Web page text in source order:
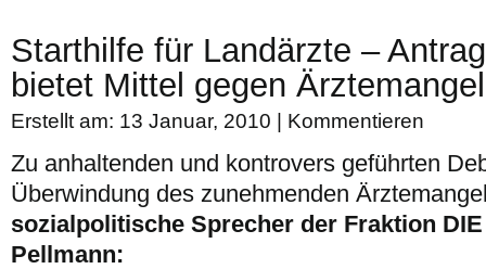
Starthilfe für Landärzte –
bietet Mittel gegen
Erstellt am: 13 Januar, 2010 | Kommentieren
Zu anhaltenden und kontrovers geführten
Überwindung des zunehmenden
sozialpolitische Sprecher der Fraktion
Pellmann: